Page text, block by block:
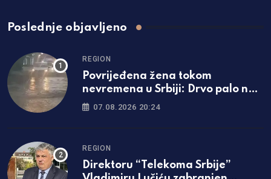
Poslednje objavljeno
REGION
Povrijeđena žena tokom
nevremena u Srbiji: Drvo palo na
nju, hitno prevezena u bolnicu
07.08.2026 20:24
REGION
Direktoru “Telekoma Srbije”